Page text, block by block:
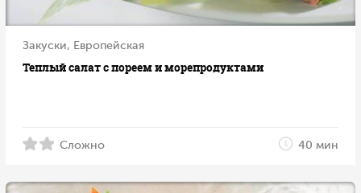
Закуски, Европейская
Теплый салат с пореем и морепродуктами
Сложно 40 мин